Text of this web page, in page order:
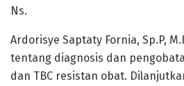
Ns.
Ardorisye Saptaty Fornia, Sp.P,
tentang diagnosis dan
dan TBC resistan obat.